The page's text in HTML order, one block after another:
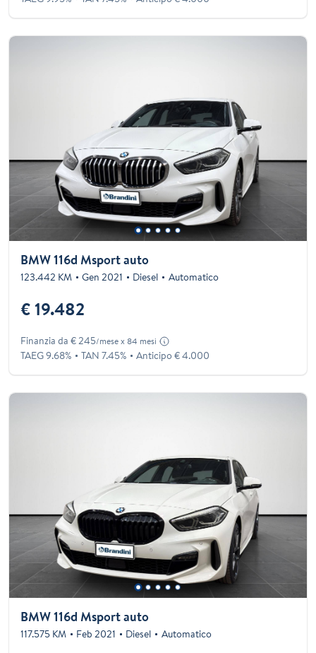
BMW 116d Msport auto
123.442 KM Gen 2021 Diesel Automatico
€ 19.482
Finanzia da € 245/mese x 84 mesi
TAEG 9.68% TAN 7.45% Anticipo € 4.000
BMW 116d Msport auto
117.575 KM Feb 2021 Diesel Automatico